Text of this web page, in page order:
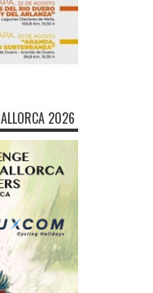
2026